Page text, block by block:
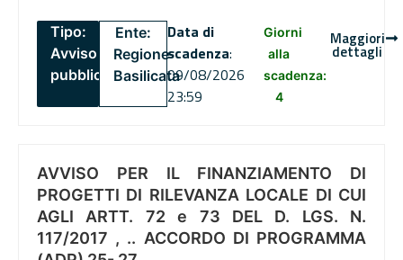
Tipo:
Avviso
pubblico
Ente:
Regione
Basilicata
Data di
scadenza:
09/08/2026
23:59
Giorni
alla
scadenza:
4
Maggiori
dettagli
AVVISO PER IL FINANZIAMENTO DI
PROGETTI DI RILEVANZA LOCALE DI CUI
AGLI ARTT. 72 e 73 DEL D. LGS. N.
117/2017 , .. ACCORDO DI PROGRAMMA